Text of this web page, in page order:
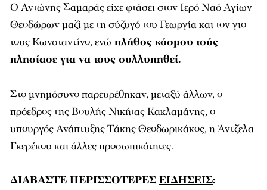
Ο Αντώνης Σαμαράς είχε φτάσει στον Ιερό Ναό Αγίων
Θεοδώρων μαζί με τη σύζυγό του Γεωργία και τον γιο
τους Κωνσταντίνο, ενώ πλήθος κόσμου τούς
πλησίασε για να τους συλλυπηθεί.
Στο μνημόσυνο παρευρέθηκαν, μεταξύ άλλων, ο
πρόεδρος της Βουλής Νικήτας Κακλαμάνης, ο
υπουργός Ανάπτυξης Τάκης Θεοδωρικάκος, η Άντζελα
Γκερέκου και άλλες προσωπικότητες.
ΔΙΑΒΑΣΤΕ ΠΕΡΙΣΣΟΤΕΡΕΣ ΕΙΔΗΣΕΙΣ: